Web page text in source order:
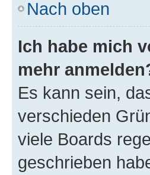
Nach oben
Ich habe mich
mehr
Es kann sein,
verschieden
viele Boards
geschrieben